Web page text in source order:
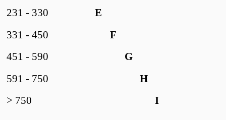
E
231 - 330
F
331 - 450
G
451 - 590
H
591 - 750
I
> 750